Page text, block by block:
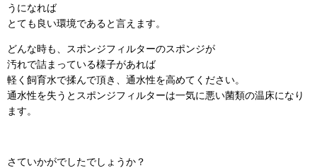
うになれば
とても良い環境であると言えます。
どんな時も、スポンジフィルターのスポンジが
汚れで詰まっている様子があれば
軽く飼育水で揉んで頂き、通水性を高めてください。
通水性を失うとスポンジフィルターは一気に悪い菌類の温床になり
ます。
さていかがでしたでしょうか？